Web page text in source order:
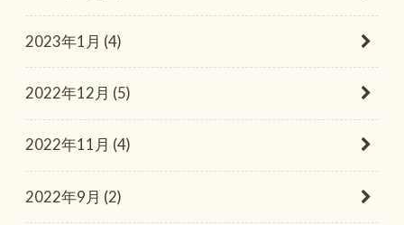
2023年1月 (4)
2022年12月 (5)
2022年11月 (4)
2022年9月 (2)